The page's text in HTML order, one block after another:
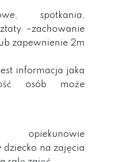
spotkania,
–zachowanie
zapewnienie 2m
informacja jaka
osób może
na zajęcia